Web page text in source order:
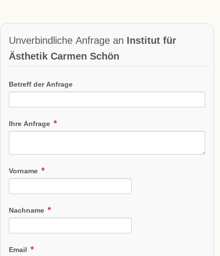
Unverbindliche Anfrage an Institut für
Ästhetik Carmen Schön
Betreff der Anfrage
Ihre Anfrage
Vorname
Nachname
Email